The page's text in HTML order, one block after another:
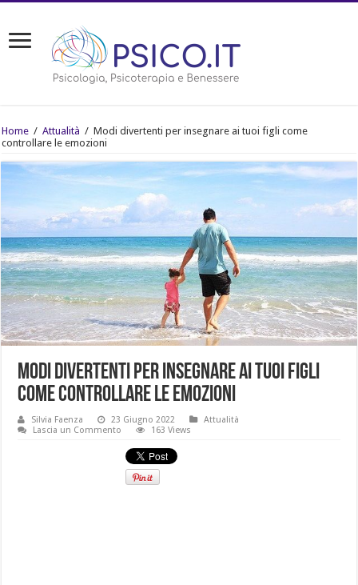
Home / Attualità / Modi divertenti per insegnare ai tuoi figli come
controllare le emozioni
Modi divertenti per insegnare ai tuoi figli
come controllare le emozioni
Silvia Faenza 23 Giugno 2022
Attualità
Lascia un Commento
163 Views